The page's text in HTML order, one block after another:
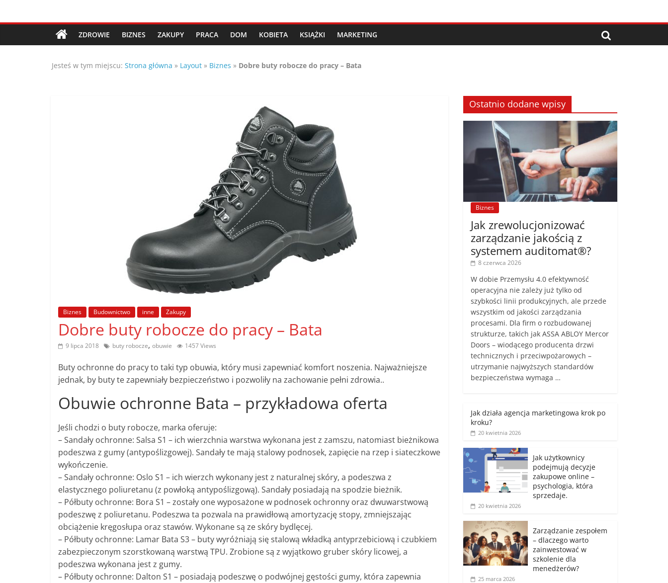
Porady,
wskazówki
oraz
poradniki.
wskazówki
poradniki
każdy
temat
ZDROWIE BIZNES ZAKUPY PRACA DOM KOBIETA KSIĄŻKI MARKETING
Jesteś w tym miejscu: Strona główna » Layout » Biznes » Dobre buty robocze do pracy – Bata
Biznes Budownictwo inne Zakupy
Dobre buty robocze do pracy – Bata
9 lipca 2018 buty robocze, obuwie 1457 Views
Buty ochronne do pracy to taki typ obuwia, który musi zapewniać komfort noszenia. Najważniejsze
jednak, by buty te zapewniały bezpieczeństwo i pozwoliły na zachowanie pełni zdrowia..
Obuwie ochronne Bata – przykładowa oferta
Jeśli chodzi o buty robocze, marka oferuje:
– Sandały ochronne: Salsa S1 – ich wierzchnia warstwa wykonana jest z zamszu, natomiast bieżnikowa
podeszwa z gumy (antypoślizgowej). Sandały te mają stalowy podnosek, zapięcie na rzep i siateczkowe
wykończenie.
– Sandały ochronne: Oslo S1 – ich wierzch wykonany jest z naturalnej skóry, a podeszwa z
elastycznego poliuretanu (z powłoką antypoślizgową). Sandały posiadają na spodzie bieżnik.
– Półbuty ochronne: Bora S1 – zostały one wyposażone w podnosek ochronny oraz dwuwarstwową
podeszwę z poliuretanu. Podeszwa ta pozwala na prawidłową amortyzację stopy, zmniejszając
obciążenie kręgosłupa oraz stawów. Wykonane są ze skóry bydlęcej.
– Półbuty ochronne: Lamar Bata S3 – buty wyróżniają się stalową wkładką antyprzebiciową i czubkiem
zabezpieczonym szorstkowaną warstwą TPU. Zrobione są z wyjątkowo gruber skóry licowej, a
podeszwa wykonana jest z gumy.
– Półbuty ochronne: Dalton S1 – posiadają podeszwę o podwójnej gęstości gumy, która zapewnia
Ostatnio dodane wpisy
Biznes
Jak zrewolucjonizować
zarządzanie jakością z
systemem auditomat®?
8 czerwca 2026
W dobie Przemysłu 4.0 efektywność
operacyjna nie zależy już tylko od
szybkości linii produkcyjnych, ale przede
wszystkim od jakości zarządzania
procesami. Dla firm o rozbudowanej
strukturze, takich jak ASSA ABLOY Mercor
Doors – wiodącego producenta drzwi
technicznych i przeciwpożarowych –
utrzymanie najwyższych standardów
bezpieczeństwa wymaga …
Jak działa agencja marketingowa krok po
kroku?
20 kwietnia 2026
Jak użytkownicy
podejmują decyzje
zakupowe online –
psychologia, która
sprzedaje.
20 kwietnia 2026
Zarządzanie zespołem
– dlaczego warto
zainwestować w
szkolenie dla
menedżerów?
25 marca 2026